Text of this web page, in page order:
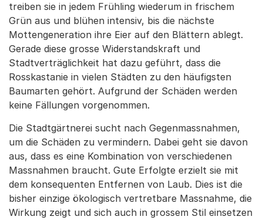
treiben sie in jedem Frühling wiederum in frischem
Grün aus und blühen intensiv, bis die nächste
Mottengeneration ihre Eier auf den Blättern ablegt.
Gerade diese grosse Widerstandskraft und
Stadtverträglichkeit hat dazu geführt, dass die
Rosskastanie in vielen Städten zu den häufigsten
Baumarten gehört. Aufgrund der Schäden werden
keine Fällungen vorgenommen.
Die Stadtgärtnerei sucht nach Gegenmassnahmen,
um die Schäden zu vermindern. Dabei geht sie davon
aus, dass es eine Kombination von verschiedenen
Massnahmen braucht. Gute Erfolgte erzielt sie mit
dem konsequenten Entfernen von Laub. Dies ist die
bisher einzige ökologisch vertretbare Massnahme, die
Wirkung zeigt und sich auch in grossem Stil einsetzen